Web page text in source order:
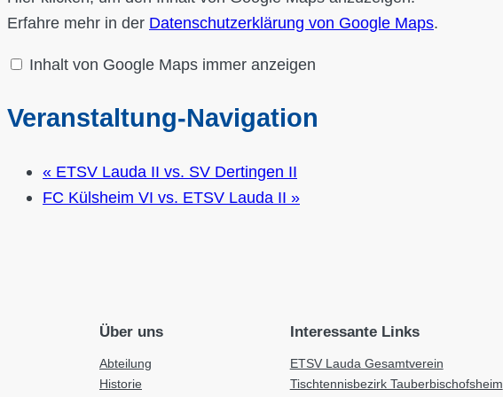
von
Google
Maps,
die
Adresse
Assamstadt
anzeigt“
anzeigen
Erfahre mehr in der Datenschutzerklärung von Google Maps.
Inhalt von Google Maps immer anzeigen
Veranstaltung-Navigation
« ETSV Lauda II vs. SV Dertingen II
FC Külsheim VI vs. ETSV Lauda II »
Über uns
Abteilung
Historie
Interessante Links
ETSV Lauda Gesamtverein
Tischtennisbezirk Tauberbischofsheim